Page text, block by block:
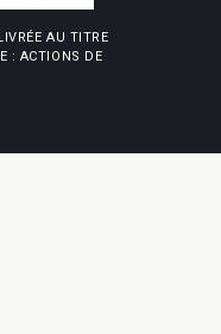
AU TITRE
: ACTIONS DE